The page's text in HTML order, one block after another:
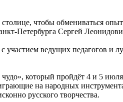
чтобы обмениваться
Петербурга Сергей
участием ведущих педагогов и
который пройдёт 4 и 5
на народных
русского творчества.